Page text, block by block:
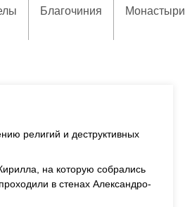
Благочиния Монастыри
религий и деструктивных
на которую собрались
в стенах Александро-